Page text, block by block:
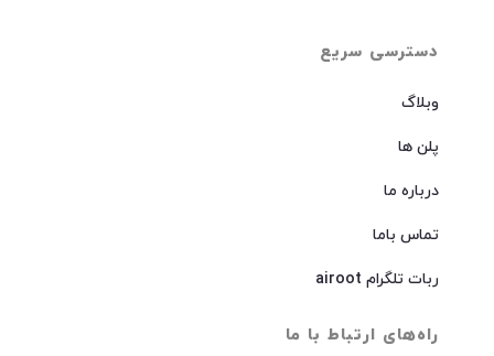
دسترسی سریع
وبلاگ
پلن ها
درباره ما
تماس باما
ربات تلگرام airoot
راه‌های ارتباط با ما